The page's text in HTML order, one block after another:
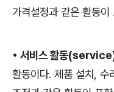
가격설정과 같은 활동이
• 서비스 활동
활동이다. 제품 설치 수